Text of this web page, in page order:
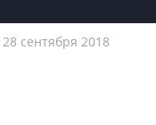
28 сентября 2018